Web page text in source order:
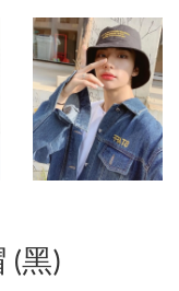
(黑)